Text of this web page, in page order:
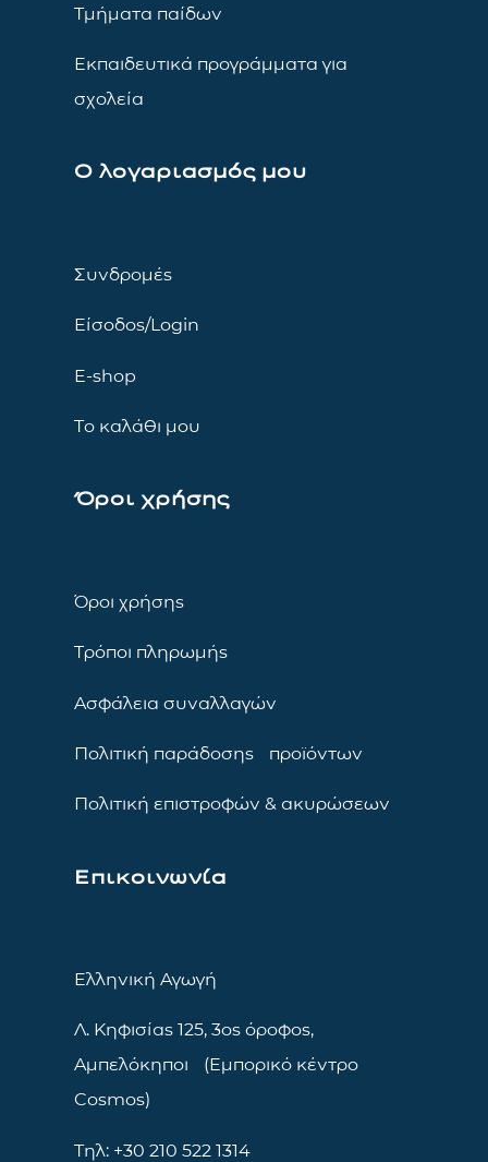
Τμήματα παίδων
Εκπαιδευτικά προγράμματα για
σχολεία
Ο λογαριασμός μου
Συνδρομές
Είσοδος/Login
E-shop
Το καλάθι μου
Όροι χρήσης
Όροι χρήσης
Τρόποι πληρωμής
Ασφάλεια συναλλαγών
Πολιτική παράδοσης προϊόντων
Πολιτική επιστροφών & ακυρώσεων
Επικοινωνία
Ελληνική Αγωγή
Λ. Κηφισίας 125, 3ος όροφος,
Αμπελόκηποι (Εμπορικό κέντρο
Cosmos)
Τηλ: +30 210 522 1314